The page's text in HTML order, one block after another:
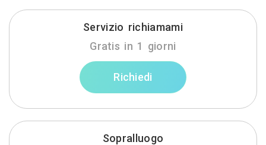
Servizio richiamami
Gratis in 1 giorni
Richiedi
Sopralluogo